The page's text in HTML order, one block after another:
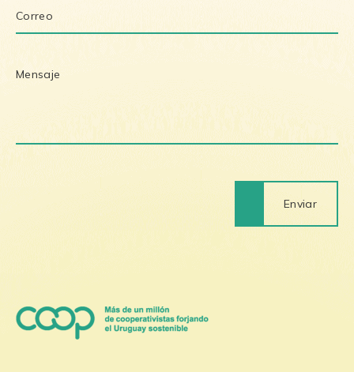
Enviar